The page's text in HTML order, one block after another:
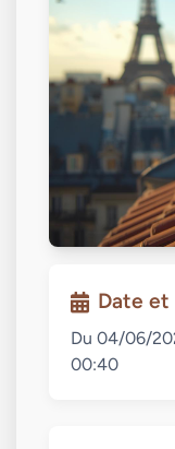
Date et
Du 04/06/
00:40